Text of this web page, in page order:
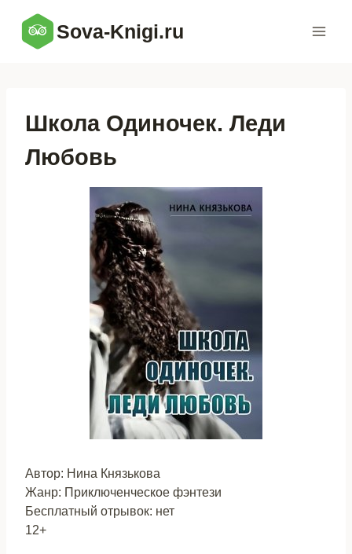
содержимому
Sova-Knigi.ru
Школа Одиночек. Леди
Любовь
Автор: Нина Князькова
Жанр: Приключенческое фэнтези
Бесплатный отрывок: нет
12+